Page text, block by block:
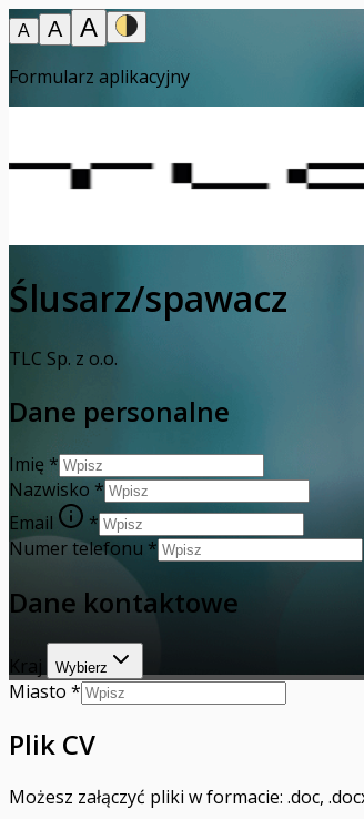
A A A
Formularz aplikacyjny
Ślusarz/spawacz
TLC Sp. z o.o.
Dane personalne
Imię *
Nazwisko *
Email
*
Numer telefonu *
Dane kontaktowe
Kraj Wybierz
Miasto *
Plik CV
Możesz załączyć pliki w formacie: .doc,